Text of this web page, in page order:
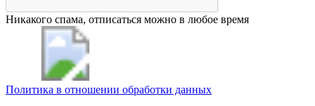
Никакого спама, отписаться можно в любое время
Политика в отношении обработки данных